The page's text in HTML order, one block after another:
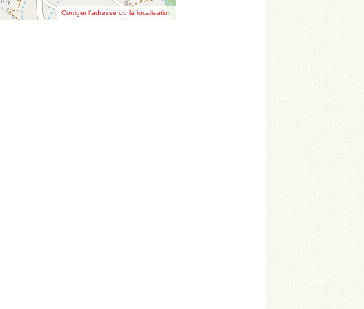
Corriger l’adresse ou la localisation